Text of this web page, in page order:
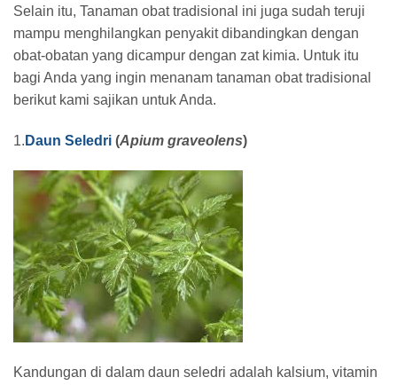
Selain itu, Tanaman obat tradisional ini juga sudah teruji
mampu menghilangkan penyakit dibandingkan dengan
obat-obatan yang dicampur dengan zat kimia. Untuk itu
bagi Anda yang ingin menanam tanaman obat tradisional
berikut kami sajikan untuk Anda.
1. Daun Seledri (Apium graveolens)
Kandungan di dalam daun seledri adalah kalsium, vitamin